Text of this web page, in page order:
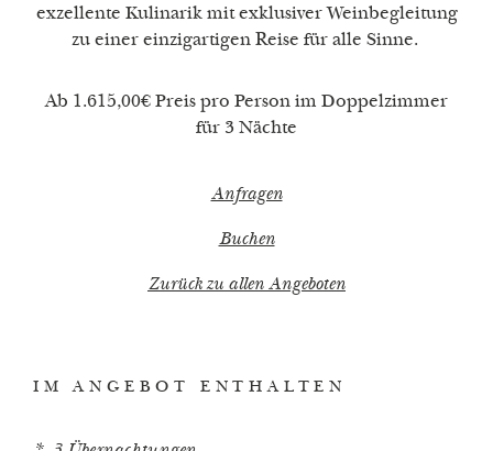
exzellente Kulinarik mit exklusiver Weinbegleitung
zu einer einzigartigen Reise für alle Sinne.
Ab 1.615,00€ Preis pro Person im Doppelzimmer
für 3 Nächte
Anfragen
Buchen
Zurück zu allen Angeboten
IM ANGEBOT ENTHALTEN